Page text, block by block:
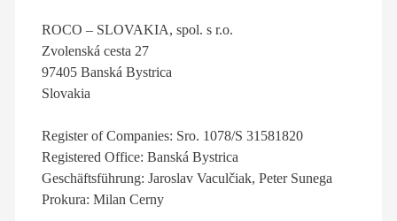
ROCO – SLOVAKIA, spol. s r.o.
Zvolenská cesta 27
97405 Banská Bystrica
Slovakia
Register of Companies: Sro. 1078/S 31581820
Registered Office: Banská Bystrica
Geschäftsführung: Jaroslav Vaculčiak, Peter Sunega
Prokura: Milan Cerny